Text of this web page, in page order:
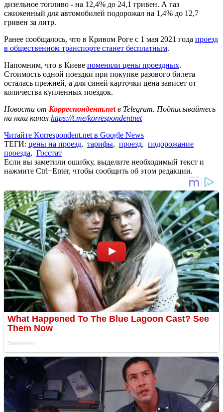
дизельное топливо - на 12,4% до 24,1 гривен. А газ
сжиженный для автомобилей подорожал на 1,4% до 12,7
гривен за литр.
Ранее сообщалось, что в Кривом Роге с 1 мая 2021 года проезд
в общественном транспорте станет бесплатным.
Напомним, что в Киеве поменяли цены проездных.
Стоимость одной поездки при покупке разового билета
осталась прежней, а для синей карточки цена зависет от
количества купленных поездок.
Новости от Корреспондент.netв Telegram. Подписывайтесь
на наш канал https://t.me/korrespondentnet
Читайте Korrespondent.net в Google News
ТЕГИ: цены на проезд, тарифы, проезд, подорожание
проезда, Госстат
Если вы заметили ошибку, выделите необходимый текст и
нажмите Ctrl+Enter, чтобы сообщить об этом редакции.